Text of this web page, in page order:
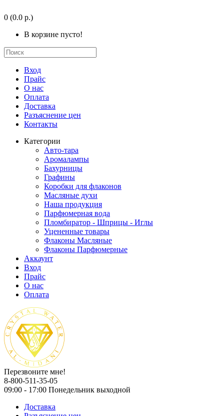
0 (0.0 р.)
В корзине пусто!
Вход
Прайс
О нас
Оплата
Доставка
Разъяснение цен
Контакты
Категории
Авто-тара
Аромалампы
Бахурницы
Графины
Коробки для флаконов
Масляные духи
Наша продукция
Парфюмерная вода
Пломбиратор - Шприцы - Иглы
Уцененные товары
Флаконы Масляные
Флаконы Парфюмерные
Аккаунт
Вход
Прайс
О нас
Оплата
Перезвоните мне!
8-800-511-35-05
09:00 - 17:00 Понедельник выходной
Доставка